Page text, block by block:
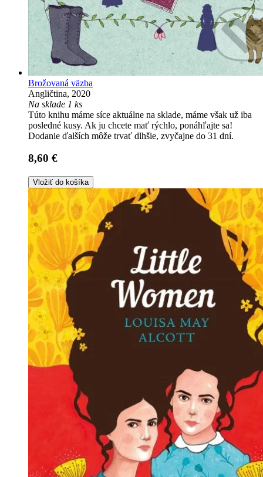
Brožovaná väzba
Angličtina, 2020
Na sklade 1 ks
Túto knihu máme síce aktuálne na sklade, máme však už iba
posledné kusy. Ak ju chcete mať rýchlo, ponáhľajte sa!
Dodanie ďalších môže trvať dlhšie, zvyčajne do 31 dní.
8,60 €
Vložiť do košíka